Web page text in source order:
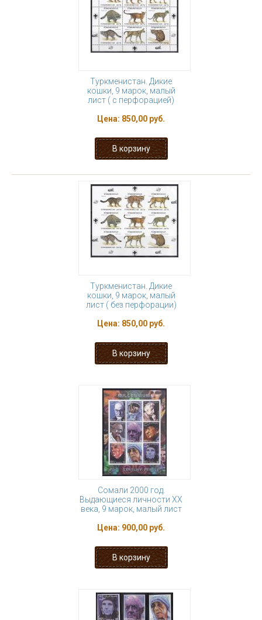
Туркменистан. Дикие
кошки, 9 марок, малый
лист ( с перфорацией)
Цена: 850,00 руб.
Туркменистан. Дикие
кошки, 9 марок, малый
лист ( без перфорации)
Цена: 850,00 руб.
Сомали 2000 год.
Выдающиеся личности ХХ
века, 9 марок, малый лист
Цена: 900,00 руб.